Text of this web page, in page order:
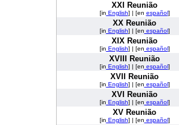
XXI Reunião
[in English] | [en español]
XX Reunião
[in English] | [en español]
XIX Reunião
[in English] | [en español]
XVIII Reunião
[in English] | [en español]
XVII Reunião
[in English] | [en español]
XVI Reunião
[in English] | [en español]
XV Reunião
[in English] | [en español]